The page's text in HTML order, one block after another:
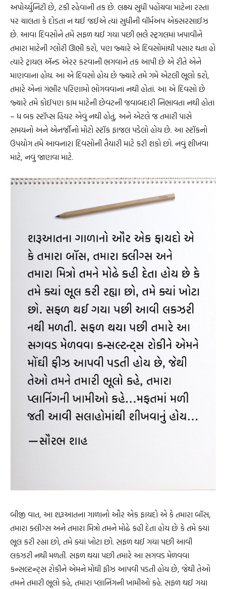
અપોર્ચ્યુનિટી છે, ટકી રહેવાની તક છે. લક્ષ્ય સુધી પહોંચવા માટેના રસ્તા
પર ચાલતા કે દોડતા ન થઈ જઈએ ત્યાં સુધીની વૉર્મઅપ એક્સરસાઈઝ
છે. આવા દિવસોને તમે સફળ થઈ ગયા પછી ભલે સ્ટ્રગલમાં ખપાવીને
તમારા માટેની ગ્લોરી ઊભી કરો, પણ જ્યારે એ દિવસોમાંથી પસાર થતા હો
ત્યારે ટ્રાયલ ઍન્ડ એરર કરવાની ભગવાને તક આપી છે એ રીતે એને
માણવાના હોય. આ એ દિવસો હોય છે જ્યારે તમે ગમે એટલી ભૂલો કરો,
તમારે એનાં ગંભીર પરિણામો ભોગવવાનાં નથી હોતાં. આ એ દિવસો છે
જ્યારે તમે કોઈપણ કામ માટેની છેવટની જવાબદારી નિભાવતા નથી હોતા
– ધ બક સ્ટૉપ્સ હિયર એવું નથી હોતું, અને એટલે જ તમારી પાસે
સમયનો અને એનર્જીનો મોટો સ્ટૉક ફાજલ પડેલો હોય છે. આ સ્ટૉકનો
ઉપયોગ તમે આવનારા દિવસોની તૈયારી માટે કરી શકો છો. નવું શીખવા
માટે, નવું જાણવા માટે.
બીજી વાત, આ શરૂઆતના ગાળાનો ઔર એક ફાયદો એ કે તમારા બૉસ,
તમારા ક્લીગ્સ અને તમારા મિત્રો તમને મોઢે કહી દેતા હોય છે કે તમે ક્યાં
ભૂલ કરી રહ્યા છો, તમે ક્યાં ખોટા છો. સફળ થઈ ગયા પછી આવી
લકઝરી નથી મળતી. સફળ થયા પછી તમારે આ સગવડ મેળવવા
કન્સલ્ટન્ટ્સ રોકીને એમને મોંઘી ફીઝ આપવી પડતી હોય છે, જેથી તેઓ
તમને તમારી ભૂલો કહે, તમારા પ્લાનિંગની ખામીઓ કહે. સફળ થઈ ગયા